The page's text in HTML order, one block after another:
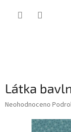
Látka
Průměrné
produktu
Neohodnoceno